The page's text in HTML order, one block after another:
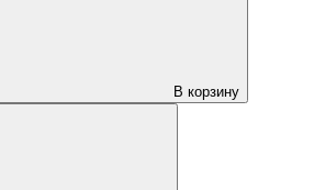
В корзину